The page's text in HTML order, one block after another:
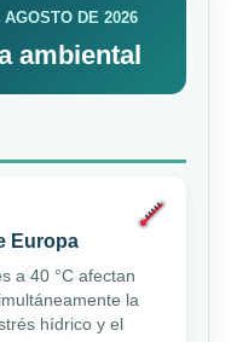
DE 2026
ambiental
Europa
a 40 °C afectan
la
hídrico y el